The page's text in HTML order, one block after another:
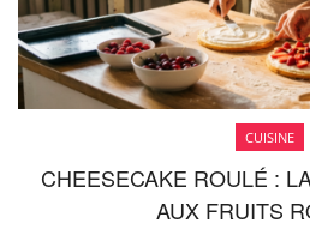
CUISINE
CHEESECAKE ROULÉ :
AUX FRUITS